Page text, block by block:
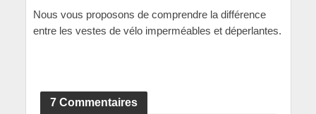
Nous vous proposons de comprendre la différence
entre les vestes de vélo imperméables et déperlantes.
7 Commentaires